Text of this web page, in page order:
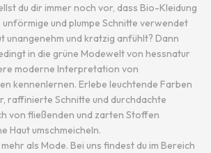
du dir immer noch vor, dass Bio-Kleidung
und plumpe Schnitte verwendet
unangenehm und kratzig anfühlt? Dann
in die grüne Modewelt von hessnatur
moderne Interpretation von
kennenlernen. Erlebe leuchtende Farben
raffinierte Schnitte und durchdachte
von fließenden und zarten Stoffen
Haut umschmeicheln.
als Mode. Bei uns findest du im Bereich